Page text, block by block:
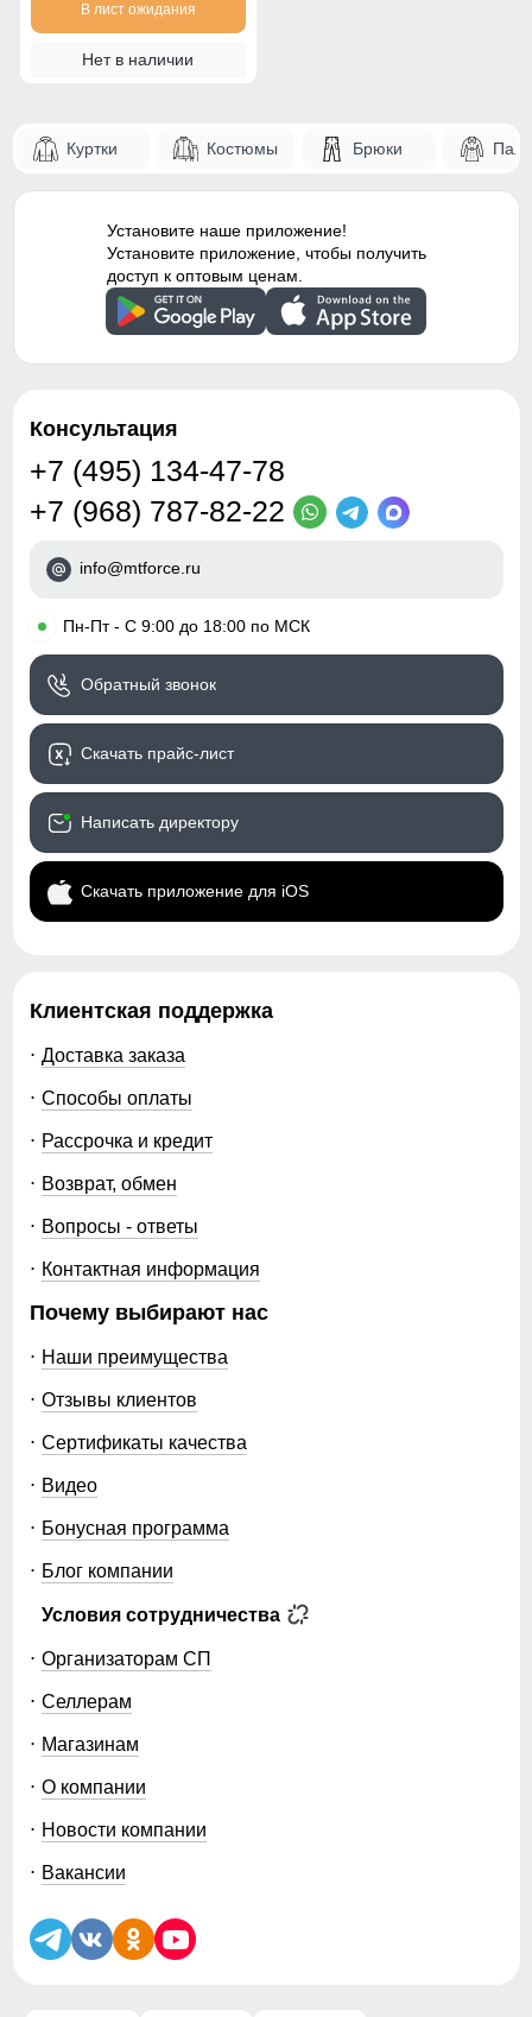
В лист ожидания
Нет в наличии
Куртки Костюмы Брюки
Установите наше приложение!
Установите приложение, чтобы получить
доступ к оптовым ценам.
Консультация
+7 (495) 134-47-78
+7 (968) 787-82-22
info@mtforce.ru
• Пн-Пт - С 9:00 до 18:00 по МСК
Обратный звонок
Скачать прайс-лист
Написать директору
Скачать приложение для iOS
Клиентская поддержка
Доставка заказа
Способы оплаты
Рассрочка и кредит
Возврат, обмен
Вопросы - ответы
Контактная информация
Почему выбирают нас
Наши преимущества
Отзывы клиентов
Сертификаты качества
Видео
Бонусная программа
Блог компании
Условия сотрудничества
Организаторам СП
Селлерам
Магазинам
О компании
Новости компании
Вакансии